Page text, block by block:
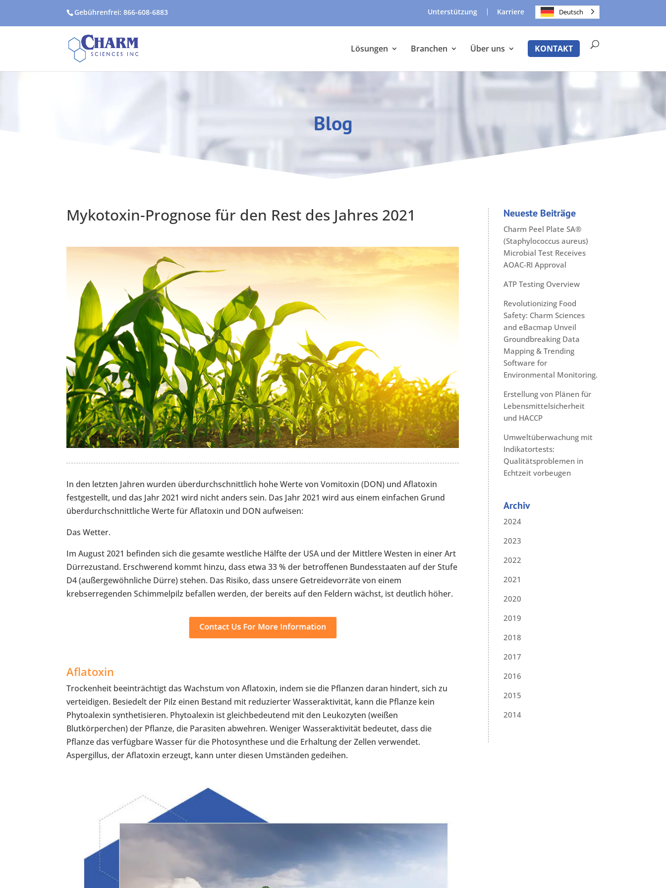
Gebührenfrei: 866-608-6883 Unterstützung Karriere Deutsch
Lösungen Branchen Über uns KONTAKT
Blog
Mykotoxin-Prognose für den Rest des Jahres 2021
In den letzten Jahren wurden überdurchschnittlich hohe Werte von Vomitoxin (DON) und Aflatoxin
festgestellt, und das Jahr 2021 wird nicht anders sein. Das Jahr 2021 wird aus einem einfachen Grund
überdurchschnittliche Werte für Aflatoxin und DON aufweisen:
Das Wetter.
Im August 2021 befinden sich die gesamte westliche Hälfte der USA und der Mittlere Westen in einer Art
Dürrezustand. Erschwerend kommt hinzu, dass etwa 33 % der betroffenen Bundesstaaten auf der Stufe
D4 (außergewöhnliche Dürre) stehen. Das Risiko, dass unsere Getreidevorräte von einem
krebserregenden Schimmelpilz befallen werden, der bereits auf den Feldern wächst, ist deutlich höher.
Aflatoxin
Trockenheit beeinträchtigt das Wachstum von Aflatoxin, indem sie die Pflanzen daran hindert, sich zu
verteidigen. Besiedelt der Pilz einen Bestand mit reduzierter Wasseraktivität, kann die Pflanze kein
Phytoalexin synthetisieren. Phytoalexin ist gleichbedeutend mit den Leukozyten (weißen
Blutkörperchen) der Pflanze, die Parasiten abwehren. Weniger Wasseraktivität bedeutet, dass die
Pflanze das verfügbare Wasser für die Photosynthese und die Erhaltung der Zellen verwendet.
Aspergillus, der Aflatoxin erzeugt, kann unter diesen Umständen gedeihen.
Neueste Beiträge
Charm Peel Plate SA®
(Staphylococcus aureus)
Microbial Test Receives
AOAC-RI Approval
ATP Testing Overview
Revolutionizing Food
Safety: Charm Sciences
and eBacmap Unveil
Groundbreaking Data
Mapping & Trending
Software for
Environmental Monitoring.
Erstellung von Plänen für
Lebensmittelsicherheit
und HACCP
Umweltüberwachung mit
Indikatortests:
Qualitätsproblemen in
Echtzeit vorbeugen
Archiv
2024
2023
2022
2021
2020
2019
2018
2017
2016
2015
2014